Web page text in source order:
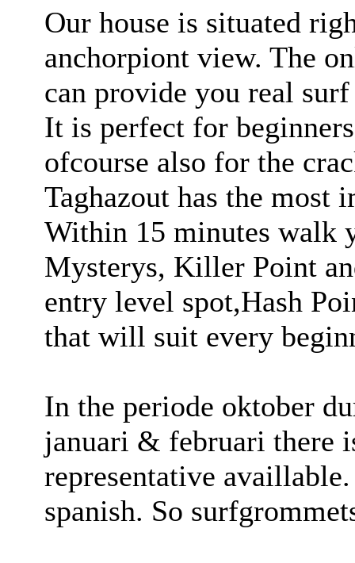
Our house is situated
anchorpiont view. The
can provide you real
It is perfect for
ofcourse also for the
Taghazout has the
Within 15 minutes walk
Mysterys, Killer Point
entry level spot,Hash
that will suit every
In the periode oktober
januari & februari there
representative
spanish. So